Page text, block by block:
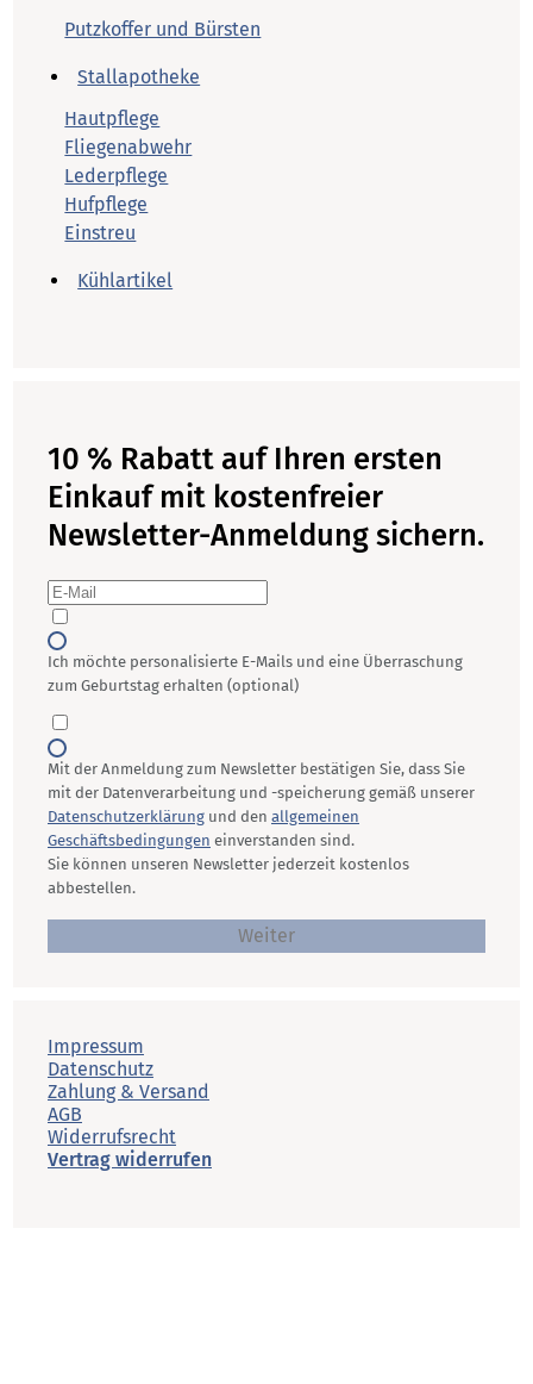
Putzkoffer und Bürsten
Stallapotheke
Hautpflege
Fliegenabwehr
Lederpflege
Hufpflege
Einstreu
Kühlartikel
10 % Rabatt auf Ihren ersten
Einkauf mit kostenfreier
Newsletter-Anmeldung sichern.
Ich möchte personalisierte E-Mails und eine Überraschung
zum Geburtstag erhalten (optional)
Mit der Anmeldung zum Newsletter bestätigen Sie, dass Sie
mit der Datenverarbeitung und -speicherung gemäß unserer
Datenschutzerklärungund den allgemeinen
Geschäftsbedingungen einverstanden sind.
Sie können unseren Newsletter jederzeit kostenlos
abbestellen.
Weiter
Impressum
Datenschutz
Zahlung & Versand
AGB
Widerrufsrecht
Vertrag widerrufen